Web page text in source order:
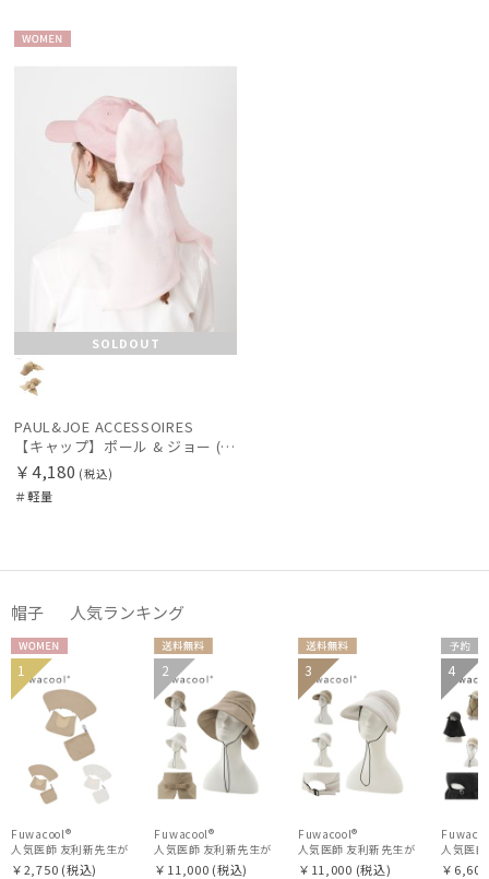
在庫表示
SOLDOUT
PAUL&JOE ACCESSOIRES
【キャップ】ポール & ジョー (PAUL & JOE ACCESSOIRES) BIGリボンキャップ
￥4,180 (税込)
＃軽量
帽子 人気ランキング
WOME
N
1
Fuwacool®
人気医師 友利新先生がほんきでつくったUVカット100％帽子【遮光100％帽子】フワクー
￥2,750 (税込)
送料無
料
ギフト
向け
WOME
2
Fuwacool®
人気医師 友利新先生がほんきでつくったUVカット100％帽子
￥11,000 (税込)
送料無
料
ギフト
向け
WOME
3
Fuwacool®
人気医師 友利新先生がほんきでつ
￥11,000 (税込)
予約
N
4
人気医
￥6,600